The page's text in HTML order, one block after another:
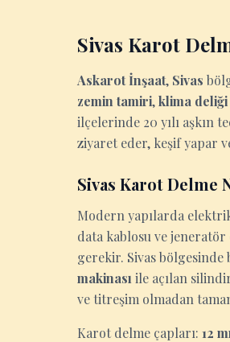
Sivas Karot
Askarot İnşaat, Sivas
zemin tamiri,klima deliği
ilçelerinde 20 yılı aşkın
ziyaret eder, keşif yapar
Sivas Karot Delme
Modern yapılarda
data kablosu ve jeneratör
gerekir. Sivas
makinası ile açılan
ve titreşim olmadan
Karot delme çapları: 12